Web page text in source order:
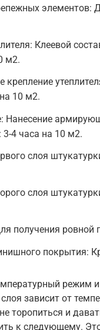
элементов:
Клеевой
м2.
крепление
10 м2.
Нанесение
3-4 часа на 10 м2.
слоя
слоя
получения ровной
покрытия:
режим
зависит от
торопиться и
к следующему.